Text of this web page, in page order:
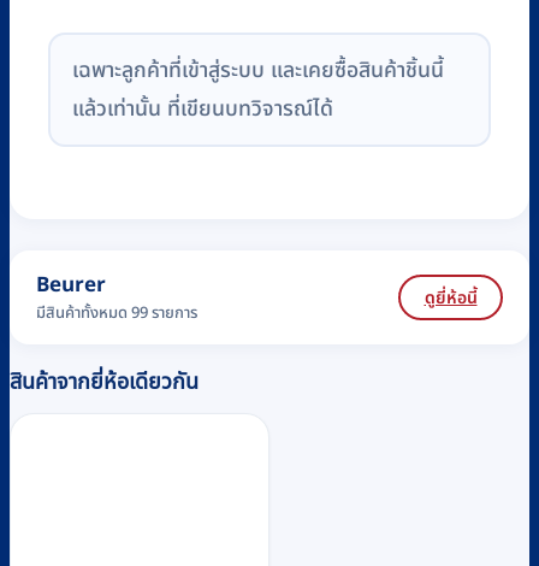
เฉพาะลูกค้าที่เข้าสู่ระบบ และเคยซื้อสินค้าชิ้นนี้
แล้วเท่านั้น ที่เขียนบทวิจารณ์ได้
Beurer
มีสินค้าทั้งหมด 99 รายการ
ดูยี่ห้อนี้
สินค้าจากยี่ห้อเดียวกัน